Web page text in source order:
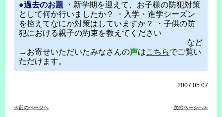
●過去のお題 ・新学期を迎えて、お子様の防犯対策
として何か行いましたか？ ・入学・進学シーズン
を控えてなにか対策はしていますか？ ・子供の防
犯における親子の約束を教えてください
など
→お寄せいただいたみなさんの声はこちらでご覧い
ただけます。
2007.05.07
≪前のページへ 次のページへ≫